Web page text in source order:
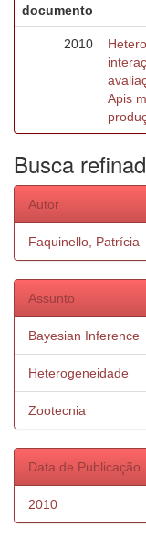
documento
2010
Apis
Busca
Autor
Faquinello, Patrícia
Assunto
Bayesian Inference
Heterogeneidade
Zootecnia
Data de Publicação
2010